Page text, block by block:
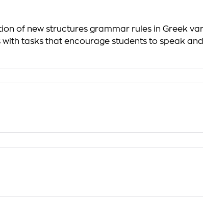
of new structures grammar rules in Greek
tasks that encourage students to speak